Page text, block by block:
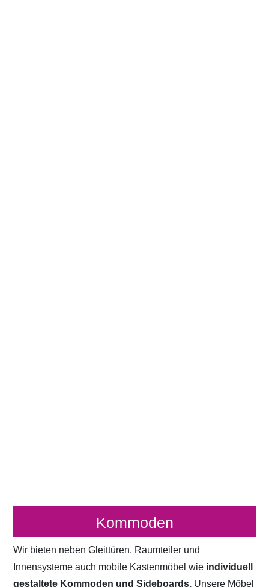
Kommoden
Wir bieten neben Gleittüren, Raumteiler und
Innensysteme auch mobile Kastenmöbel wie individuell
gestaltete Kommoden und Sideboards. Unsere Möbel